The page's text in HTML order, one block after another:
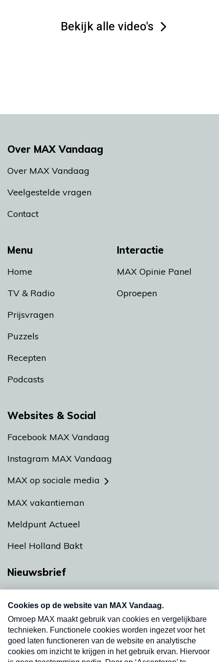
Bekijk alle video's
Menu
Home
TV & Radio
Prijsvragen
Puzzels
Recepten
Podcasts
Interactie
MAX Opinie Panel
Oproepen
Over MAX Vandaag
Over MAX Vandaag
Veelgestelde vragen
Contact
Websites & Social
Facebook MAX Vandaag
Instagram MAX Vandaag
MAX op sociale media
MAX vakantieman
Meldpunt Actueel
Heel Holland Bakt
Nieuwsbrief
nieuwsbrief. Elke vrijdag- en dinsdagochtend in
uw mailbox.
Verzend